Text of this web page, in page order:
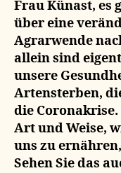
Frau Künast, es
über eine
Agrarwende
allein sind
unsere
Artensterben,
die
Art und Weise,
uns zu
Sehen Sie das